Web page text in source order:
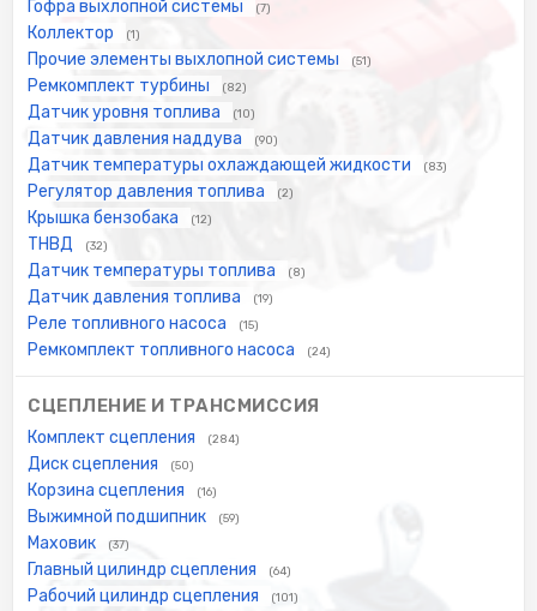
Гофра выхлопной системы (7)
Коллектор (1)
Прочие элементы выхлопной системы (51)
Ремкомплект турбины (82)
Датчик уровня топлива (10)
Датчик давления наддува (90)
Датчик температуры охлаждающей жидкости (83)
Регулятор давления топлива (2)
Крышка бензобака (12)
ТНВД (32)
Датчик температуры топлива (8)
Датчик давления топлива (19)
Реле топливного насоса (15)
Ремкомплект топливного насоса (24)
СЦЕПЛЕНИЕ И ТРАНСМИССИЯ
Комплект сцепления (284)
Диск сцепления (50)
Корзина сцепления (16)
Выжимной подшипник (59)
Маховик (37)
Главный цилиндр сцепления (64)
Рабочий цилиндр сцепления (101)